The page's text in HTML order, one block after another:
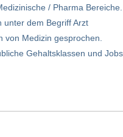
/ Pharma Bereiche.
unter dem Begriff Arzt
von Medizin gesprochen.
Gehaltsklassen und Jobs